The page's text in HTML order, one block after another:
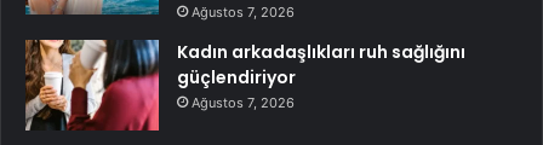
Ağustos 7, 2026
Kadın arkadaşlıkları ruh sağlığını
güçlendiriyor
Ağustos 7, 2026